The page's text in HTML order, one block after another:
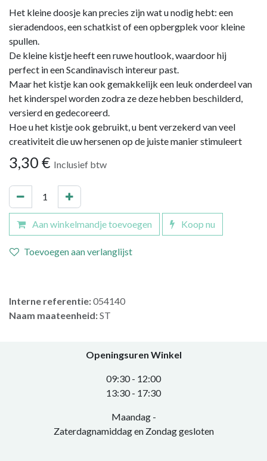
Het kleine doosje kan precies zijn wat u nodig hebt: een
sieradendoos, een schatkist of een opbergplek voor kleine
spullen.
De kleine kistje heeft een ruwe houtlook, waardoor hij
perfect in een Scandinavisch intereur past.
Maar het kistje kan ook gemakkelijk een leuk onderdeel van
het kinderspel worden zodra ze deze hebben beschilderd,
versierd en gedecoreerd.
Hoe u het kistje ook gebruikt, u bent verzekerd van veel
creativiteit die uw hersenen op de juiste manier stimuleert
3,30 € Inclusief btw
Aan winkelmandje toevoegen Koop nu
Toevoegen aan verlanglijst
Interne referentie:054140
Naam maateenheid:ST
Openingsuren Winkel
0​9:30 - 12:00
​13:30 - 17:30​
Maandag -
Zaterdagnamiddag en Zondag gesloten